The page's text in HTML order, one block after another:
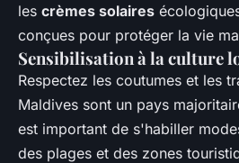
les crèmes solaires
conçues pour protéger la vie
Sensibilisation à la culture
Respectez les coutumes et les
Maldives sont un pays
est important de s'habiller
des plages et des zones